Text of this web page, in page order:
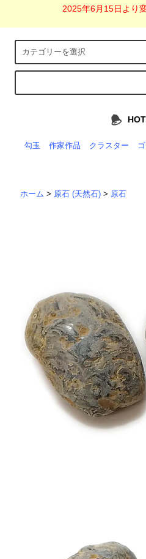
2025年6月15日より
勾玉 作家作品 クラスター
ホーム > 原石 (天然石) > 原石